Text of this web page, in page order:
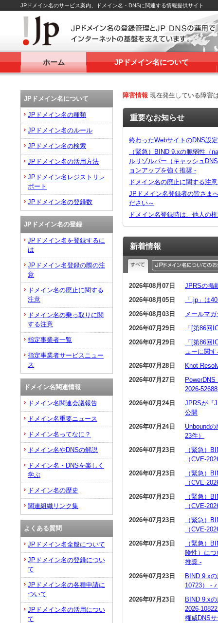
JPドメイン名のサービス案内、ドメイン名・DNSに関連する情報提供サイト
ホーム JPドメイン名について
障害情報 現在発生している障害
重要なお知らせ
終わったWebサイトのDNS設
（緊急）BIND 9.xの脆弱性（
ルリゾルバー（キャッシュ
ョンアップを強く推奨 -
ドメイン名の廃止に関する注
JPドメイン名登録者の皆さま
ださい～
ドメイン名登録時は、他人の
新着情報
2026年08月07日
JPRSの掲
2026年08月05日
「.jp」は
2026年08月03日
メールマ
2026年07月29日
「[第86回
2026年07月29日
「[第86回
ューに関
2026年07月28日
Knot
2026年07月27日
2026-
2026年07月24日
JPRSが『
公開
2026年07月24日
Unbound
23件）
2026年07月23日
（緊急）
（CVE-
2026年07月23日
（緊急）
（CVE-
2026年07月23日
（緊急）
（CVE-
2026年07月23日
（緊急）
（CVE-
2026年07月23日
（緊急）
険性）に
推奨 -
2026年07月23日
BIND 9.x
10723） -
2026年07月23日
BIND 9.x
2026-
権威DNS
JPドメイン名について
JPドメイン名の種類
JPドメイン名のルール
JPドメイン名の検索
JPドメイン名の活用方法
JPドメイン名レジストリレ
ポート
JPドメイン名の登録数
JPドメイン名の登録
JPドメイン名を登録するに
は
JPドメイン名登録の際の注
意
ドメイン名の廃止に関する
注意
ドメイン名の乗っ取りに関
する注意
指定事業者一覧
指定事業者サービスニュー
ス
ドメイン名関連情報
ドメイン名関連会議報告
ドメイン名重要ニュース
ドメイン名ってなに？
ドメイン名やDNSの解説
ドメイン名・DNSを楽しく
学ぶ
ドメイン名の歴史
関連組織リンク集
よくある質問
JPドメイン名全般について
JPドメイン名の登録につい
て
JPドメイン名の各種申請に
ついて
JPドメイン名の活用につい
て